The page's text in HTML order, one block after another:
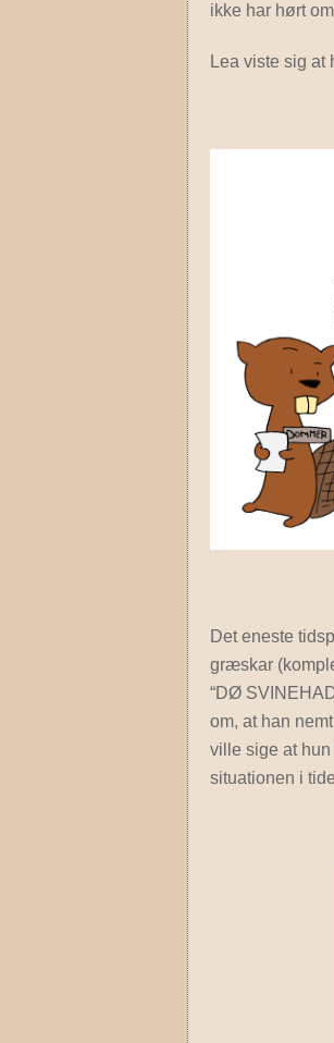
ikke har hørt
Lea viste sig
Det eneste
græskar
“DØ
om, at han
ville sige at
situationen i